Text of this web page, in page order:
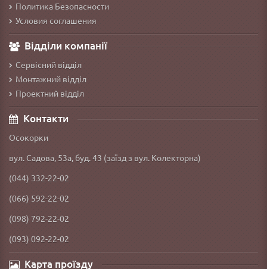
Политика Безопасности
Условия соглашения
Відділи компанії
Сервісний відділ
Монтажний відділ
Проектний відділ
Контакти
Осокорки
вул. Садова, 53а, буд. 43 (заїзд з вул. Колекторна)
(044) 332-22-02
(066) 592-22-02
(098) 792-22-02
(093) 092-22-02
Карта проїзду